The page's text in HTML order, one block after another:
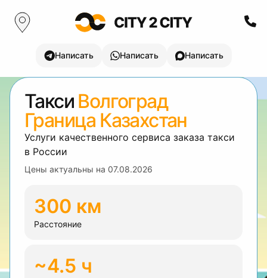
Написать Написать Написать
Такси Волгоград
Граница Казахстан
Услуги качественного сервиса заказа такси
в России
Цены актуальны на 07.08.2026
300 км
Расстояние
~4.5 ч